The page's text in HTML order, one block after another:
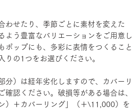
わせたり、季節ごとに素材を変えた
よう豊富なバリエーションをご用意し
ポップにも、多彩に表情をつくること
りの1つをお選びください。
）は経年劣化しますので、カバーリ
確認ください。破損等がある場合は、
）＋カバーリング」（＋\11,000）を